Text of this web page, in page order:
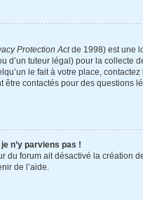
Protection Actde 1998) est une
d’un tuteur légal) pour la collecte
le fait à votre place,
contactés pour des questions
n’y parviens pas !
du forum ait désactivé la
de l’aide.